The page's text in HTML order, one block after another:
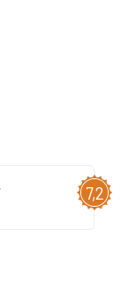
7,2